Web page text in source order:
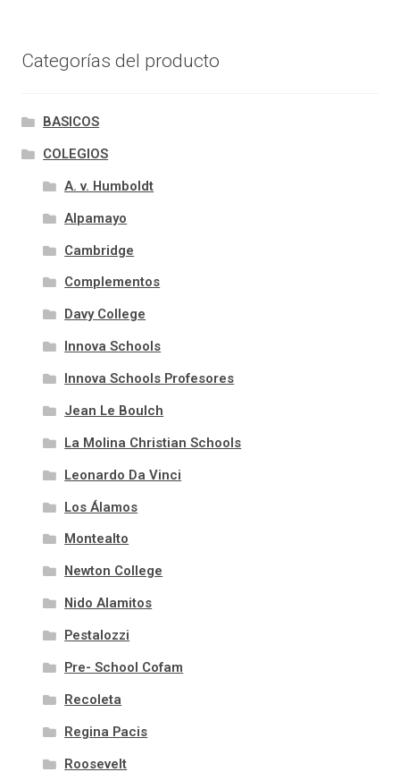
Categorías del producto
BASICOS
COLEGIOS
A. v. Humboldt
Alpamayo
Cambridge
Complementos
Davy College
Innova Schools
Innova Schools Profesores
Jean Le Boulch
La Molina Christian Schools
Leonardo Da Vinci
Los Álamos
Montealto
Newton College
Nido Alamitos
Pestalozzi
Pre- School Cofam
Recoleta
Regina Pacis
Roosevelt